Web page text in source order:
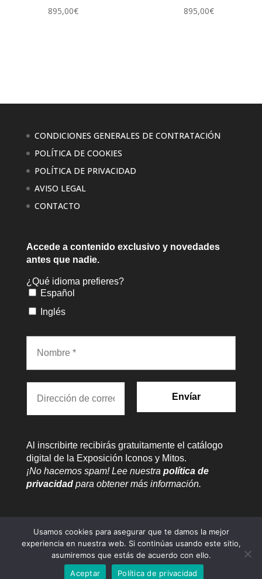
895,00€ 895,00€
CONDICIONES GENERALES DE CONTRATACIÓN
POLÍTICA DE COOKIES
POLÍTICA DE PRIVACIDAD
AVISO LEGAL
CONTACTO
Accede a contenido exclusivo y novedades
antes que nadie.
¿Qué idioma prefieres?
Español
Inglés
Al inscribirte recibirás gratuitamente el catálogo
digital de la Exposición Iconos y Mitos.
¡No hacemos spam! Lee nuestra política de
privacidadpara obtener más información.
© José de Pazos. All rights reserved.
Usamos cookies para asegurar que te damos la mejor
experiencia en nuestra web. Si continúas usando este sitio,
asumiremos que estás de acuerdo con ello.
Aceptar
Política de privacidad